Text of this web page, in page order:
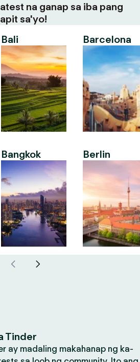
na ganap sa iba pang
sa'yo!
Bali
Bangkok
Barcelona
Berlin
Tinder
ay madaling makahanap ng ka-